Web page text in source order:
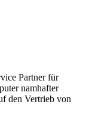
Partner für
namhafter
den Vertrieb von